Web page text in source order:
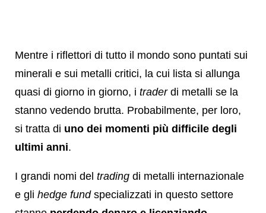
Mentre i riflettori di tutto il mondo sono puntati sui
minerali e sui metalli critici, la cui lista si allunga
quasi di giorno in giorno, i traderdi metalli se la
stanno vedendo brutta. Probabilmente, per loro,
si tratta di uno dei momenti più difficile degli
ultimi anni.
I grandi nomi del trading di metalli internazionale
e gli hedge fundspecializzati in questo settore